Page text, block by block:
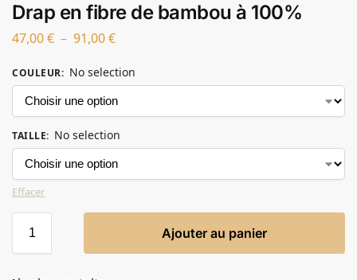
Drap en fibre de bambou à 100%
47,00€ – 91,00€
COULEUR: No selection
TAILLE: No selection
Effacer
Ajouter au panier